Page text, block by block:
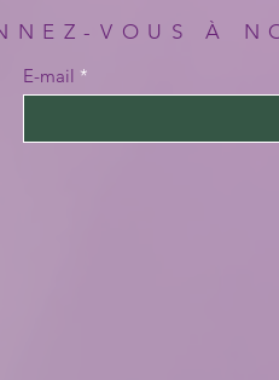
VOUS À
E-mail